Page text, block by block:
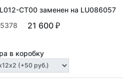
CT00 заменен на LU086057
21 600 ₽
в коробку